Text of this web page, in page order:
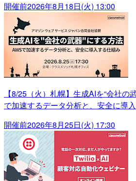
開催前2026年8月18日(火) 13:00
【8/25（火）札幌】生成AIを“会社の
で加速するデータ分析と、安全に導
開催前2026年8月25日(火) 17:30